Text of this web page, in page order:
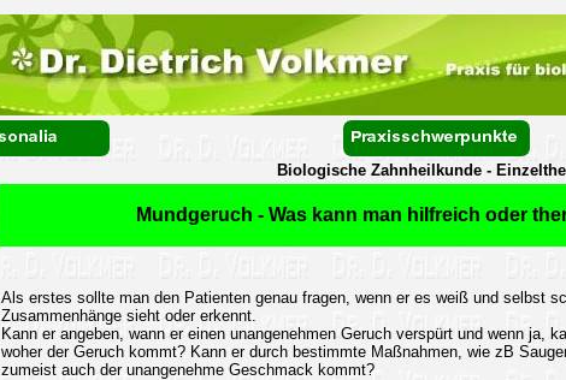
Biologische Zahnheilkunde -
Mundgeruch - Was kann man hilfreich oder
Als erstes sollte man den Patienten genau fragen, wenn er es weiß und selbst
Zusammenhänge sieht oder erkennt.
Kann er angeben, wann er einen unangenehmen Geruch verspürt und wenn ja,
woher der Geruch kommt? Kann er durch bestimmte Maßnahmen, wie zB
zumeist auch der unangenehme Geschmack kommt?